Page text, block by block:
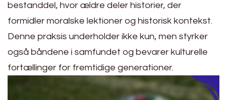
bestanddel, hvor ældre deler historier, der
formidler moralske lektioner og historisk kontekst.
Denne praksis underholder ikke kun, men styrker
også båndene i samfundet og bevarer kulturelle
fortællinger for fremtidige generationer.